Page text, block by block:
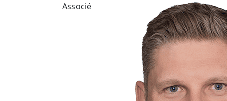
Associé